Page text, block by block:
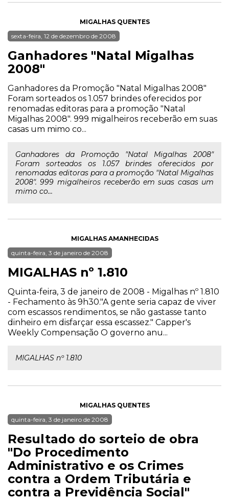
MIGALHAS QUENTES
sexta-feira, 12 de dezembro de 2008
Ganhadores "Natal Migalhas
2008"
Ganhadores da Promoção "Natal Migalhas 2008"
Foram sorteados os 1.057 brindes oferecidos por
renomadas editoras para a promoção "Natal
Migalhas 2008". 999 migalheiros receberão em suas
casas um mimo co...
Ganhadores da Promoção "Natal Migalhas 2008"
Foram sorteados os 1.057 brindes oferecidos por
renomadas editoras para a promoção "Natal Migalhas
2008". 999 migalheiros receberão em suas casas um
mimo co...
MIGALHAS AMANHECIDAS
quinta-feira, 3 de janeiro de 2008
MIGALHAS nº 1.810
Quinta-feira, 3 de janeiro de 2008 - Migalhas nº 1.810
- Fechamento às 9h30."A gente seria capaz de viver
com escassos rendimentos, se não gastasse tanto
dinheiro em disfarçar essa escassez." Capper's
Weekly Compensação O governo anu...
MIGALHAS nº 1.810
MIGALHAS QUENTES
quinta-feira, 3 de janeiro de 2008
Resultado do sorteio de obra
"Do Procedimento
Administrativo e os Crimes
contra a Ordem Tributária e
contra a Previdência Social"